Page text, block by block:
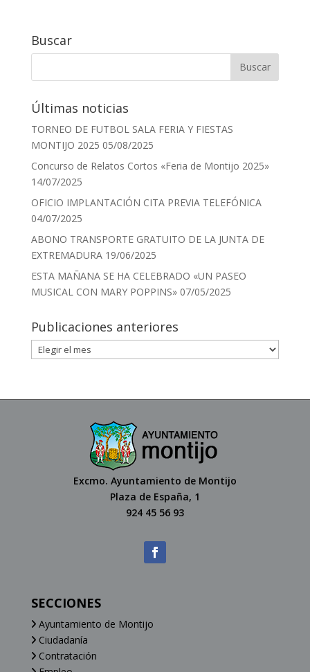
Buscar
Últimas noticias
TORNEO DE FUTBOL SALA FERIA Y FIESTAS
MONTIJO 2025 05/08/2025
Concurso de Relatos Cortos «Feria de Montijo 2025»
14/07/2025
OFICIO IMPLANTACIÓN CITA PREVIA TELEFÓNICA
04/07/2025
ABONO TRANSPORTE GRATUITO DE LA JUNTA DE
EXTREMADURA 19/06/2025
ESTA MAÑANA SE HA CELEBRADO «UN PASEO
MUSICAL CON MARY POPPINS» 07/05/2025
Publicaciones anteriores
Excmo. Ayuntamiento de Montijo
Plaza de España, 1
924 45 56 93
SECCIONES
Ayuntamiento de Montijo
Ciudadanía
Contratación